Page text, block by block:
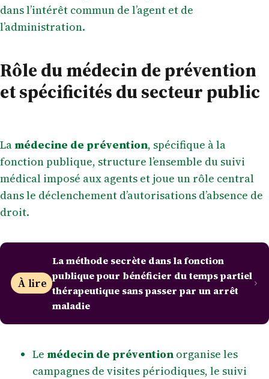
dans l’intérêt commun de l’agent et de
l’administration.
Rôle du médecin de prévention
et spécificités du secteur public
Lamédecine de prévention, spécifique à la
fonction publique, structure l’ensemble du suivi
médical imposé aux agents et joue un rôle central
dans le déclenchement d’autorisations d’absence de
droit.
À lire
La méthode secrète dans la fonction
publique pour bénéficier du temps partiel
thérapeutique sans passer par un arrêt
maladie
Le médecin de prévention organise les
campagnes de visites périodiques, le suivi